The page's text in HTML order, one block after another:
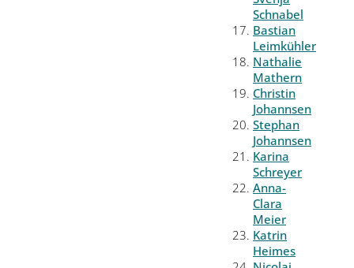
Schnabel
Bastian
Leimkühler
Nathalie
Mathern
Christin
Johannsen
Stephan
Johannsen
Karina
Schreyer
Anna-
Clara
Meier
Katrin
Heimes